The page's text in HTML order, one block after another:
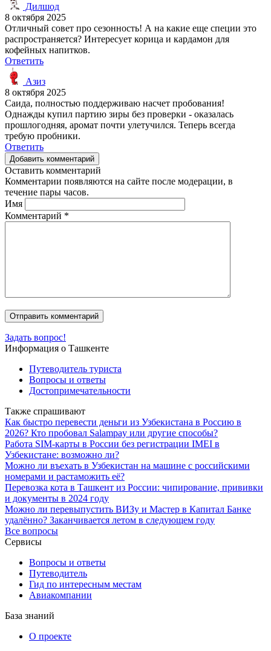
Дилшод
8 октября 2025
Отличный совет про сезонность! А на какие еще специи это
распространяется? Интересует корица и кардамон для
кофейных напитков.
Ответить
Азиз
8 октября 2025
Саида, полностью поддерживаю насчет пробования!
Однажды купил партию зиры без проверки - оказалась
прошлогодняя, аромат почти улетучился. Теперь всегда
требую пробники.
Ответить
Добавить комментарий
Оставить комментарий
Комментарии появляются на сайте после модерации, в
течение пары часов.
Имя
Комментарий *
Задать вопрос!
Информация о Ташкенте
Путеводитель туриста
Вопросы и ответы
Достопримечательности
Также спрашивают
Как быстро перевести деньги из Узбекистана в Россию в
2026? Кто пробовал Salampay или другие способы?
Работа SIM-карты в России без регистрации IMEI в
Узбекистане: возможно ли?
Можно ли въехать в Узбекистан на машине с российскими
номерами и растаможить её?
Перевозка кота в Ташкент из России: чипирование, прививки
и документы в 2024 году
Можно ли перевыпустить ВИЗу и Мастер в Капитал Банке
удалённо? Заканчивается летом в следующем году
Все вопросы
Сервисы
Вопросы и ответы
Путеводитель
Гид по интересным местам
Авиакомпании
База знаний
О проекте